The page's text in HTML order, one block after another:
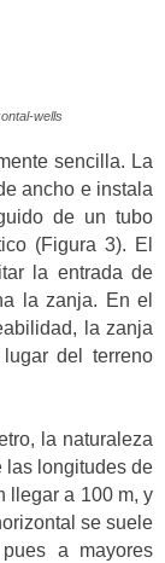
wells
sencilla. La
ancho e instala
de un tubo
(Figura 3). El
la entrada de
la zanja. En el
la zanja
del terreno
la naturaleza
las longitudes de
llegar a 100 m, y
se suele
a mayores